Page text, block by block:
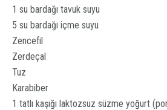
1 su bardağı tavuk suyu
5 su bardağı içme suyu
Zencefil
Zerdeçal
Tuz
Karabiber
1 tatlı kaşığı laktozsuz süzme yoğurt